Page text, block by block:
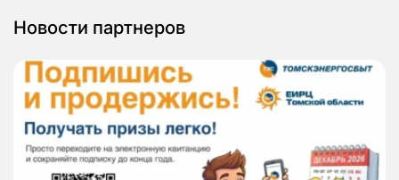
Новости партнеров